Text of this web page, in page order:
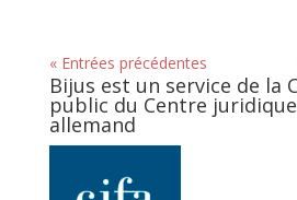
« Entrées précédentes
Bijus est un service de la
public du Centre
allemand